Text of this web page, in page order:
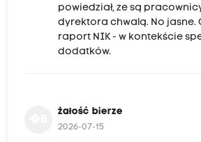
powiedział, ze są
dyrektora chwalą. No jasne.
raport NIK - w kontekście
dodatków.
żałość bierze
2026-07-15